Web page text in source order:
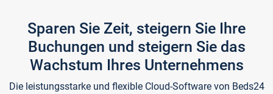
Sparen Sie Zeit, steigern Sie Ihre
Buchungen und steigern Sie das
Wachstum Ihres Unternehmens
Die leistungsstarke und flexible Cloud-Software von Beds24